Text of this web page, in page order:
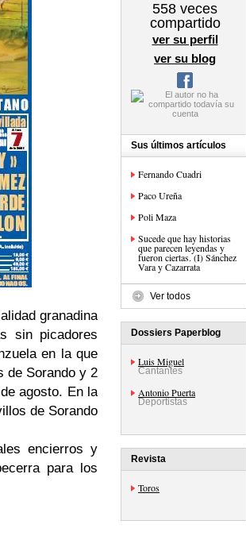
granadina
sin picadores
en la que
de Sorando y 2
agosto. En la
de Sorando
encierros y
para los
558 veces
compartido
ver su perfil
ver su blog
Sus últimos artículos
Fernando Cuadri
Paco Ureña
Poli Maza
Sucede que hay historias
que parecen leyendas y
fueron ciertas. (I) Sánchez
Vara y Cazarrata
Ver todos
Dossiers Paperblog
Luis Miguel
Cantantes
Antonio Puerta
Deportistas
Revista
Toros